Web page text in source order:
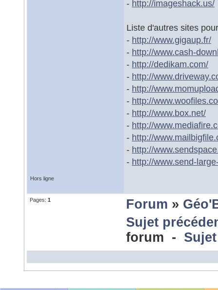
- http://imageshack.us/
Liste d'autres sites
- http://www.gigaup.fr/
- http://www.cash-
- http://dedikam.com/
- http://
- http://
- http://
- http://www.box.net/
- http://
- http://
- http://
- http://www.send-
Hors ligne
Pages: 1 Forum »
Sujet
forum -